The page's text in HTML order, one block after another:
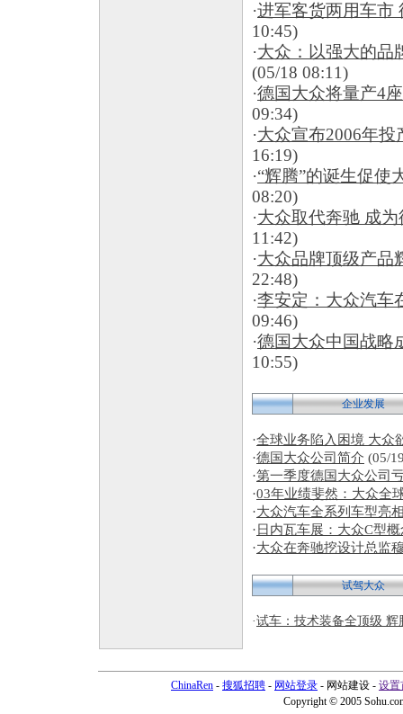
·进军客货两用车市
10:45)
·大众：以强大的品
(05/18 08:11)
·德国大众将量产4
09:34)
·大众宣布2006年投
16:19)
·“辉腾”的诞生促使
08:20)
·大众取代奔驰 成
11:42)
·大众品牌顶级产品
22:48)
·李安定：大众汽车
09:46)
·德国大众中国战略
10:55)
企业发展
·全球业务陷入困境 大众
·德国大众公司简介 (05/
·第一季度德国大众公司
·03年业绩斐然：大众全
·大众汽车全系列车型亮
· 日内瓦车展：大众C型
·大众在奔驰挖设计总监
试驾大众
·试车：技术装备全顶级 辉
ChinaRen - 搜狐招聘 - 网站登录 - 网站建设 - 设置
Copyright © 2005